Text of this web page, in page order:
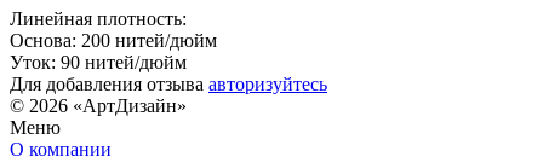
Линейная плотность:
Основа: 200 нитей/дюйм
Уток: 90 нитей/дюйм
Для добавления отзыва авторизуйтесь
© 2026 «АртДизайн»
Меню
О компании